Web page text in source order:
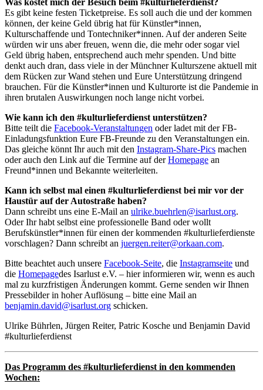
Was kostet mich der Besuch beim #kulturlieferdienst?
Es gibt keine festen Ticketpreise. Es soll auch die und der kommen
können, der keine Geld übrig hat für Künstler*innen,
Kulturschaffende und Tontechniker*innen. Auf der anderen Seite
würden wir uns aber freuen, wenn die, die mehr oder sogar viel
Geld übrig haben, entsprechend auch mehr spenden. Und bitte
denkt auch dran, dass viele in der Münchner Kulturszene aktuell mit
dem Rücken zur Wand stehen und Eure Unterstützung dringend
brauchen. Für die Künstler*innen und Kulturorte ist die Pandemie in
ihren brutalen Auswirkungen noch lange nicht vorbei.
Wie kann ich den #kulturlieferdienst unterstützen?
Bitte teilt die Facebook-Veranstaltungen oder ladet mit der FB-
Einladungsfunktion Eure FB-Freunde zu den Veranstaltungen ein.
Das gleiche könnt Ihr auch mit den Instagram-Share-Pics machen
oder auch den Link auf die Termine auf derHomepage an
Freund*innen und Bekannte weiterleiten.
Kann ich selbst mal einen #kulturlieferdienst bei mir vor der
Haustür auf der Autostraße haben?
Dann schreibt uns eine E-Mail an ulrike.buehrlen@isarlust.org.
Oder Ihr habt selbst eine professionelle Band oder wollt
Berufskünstler*innen für einen der kommenden #kulturlieferdienste
vorschlagen? Dann schreibt an juergen.reiter@orkaan.com.
Bitte beachtet auch unsere Facebook-Seite, die Instagramseite und
die Homepagedes Isarlust e.V. – hier informieren wir, wenn es auch
mal zu kurzfristigen Änderungen kommt. Gerne senden wir Ihnen
Pressebilder in hoher Auflösung – bitte eine Mail an
benjamin.david@isarlust.org schicken.
Ulrike Bührlen, Jürgen Reiter, Patric Kosche und Benjamin David
#kulturlieferdienst
Das Programm des #kulturlieferdienst in den kommenden
Wochen: